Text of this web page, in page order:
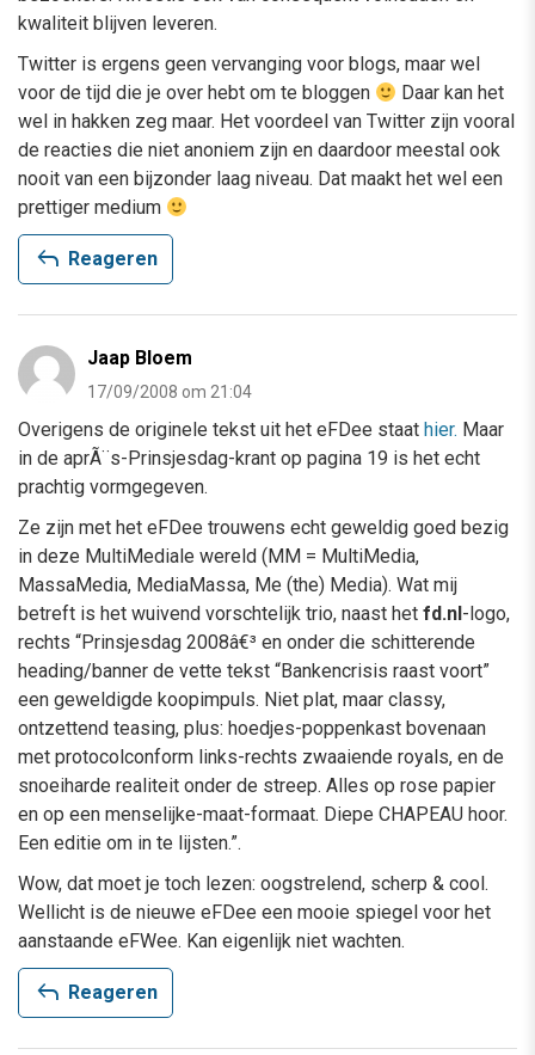
kwaliteit blijven leveren.
Twitter is ergens geen vervanging voor blogs, maar wel
voor de tijd die je over hebt om te bloggen
Daar kan het
wel in hakken zeg maar. Het voordeel van Twitter zijn vooral
de reacties die niet anoniem zijn en daardoor meestal ook
nooit van een bijzonder laag niveau. Dat maakt het wel een
prettiger medium
reply Reageren
Jaap Bloem
17/09/2008 om 21:04
Overigens de originele tekst uit het eFDee staat hier. Maar
in de aprÃ¨s-Prinsjesdag-krant op pagina 19 is het echt
prachtig vormgegeven.
Ze zijn met het eFDee trouwens echt geweldig goed bezig
in deze MultiMediale wereld (MM = MultiMedia,
MassaMedia, MediaMassa, Me (the) Media). Wat mij
betreft is het wuivend vorschtelijk trio, naast het fd.nl-logo,
rechts “Prinsjesdag 2008â€³ en onder die schitterende
heading/banner de vette tekst “Bankencrisis raast voort”
een geweldigde koopimpuls. Niet plat, maar classy,
ontzettend teasing, plus: hoedjes-poppenkast bovenaan
met protocolconform links-rechts zwaaiende royals, en de
snoeiharde realiteit onder de streep. Alles op rose papier
en op een menselijke-maat-formaat. Diepe CHAPEAU hoor.
Een editie om in te lijsten.”.
Wow, dat moet je toch lezen: oogstrelend, scherp & cool.
Wellicht is de nieuwe eFDee een mooie spiegel voor het
aanstaande eFWee. Kan eigenlijk niet wachten.
reply Reageren